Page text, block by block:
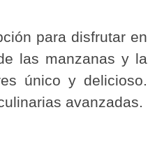
para disfrutar en
las manzanas y la
único y delicioso.
avanzadas.